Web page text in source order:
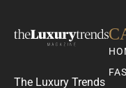
The Luxury Trends